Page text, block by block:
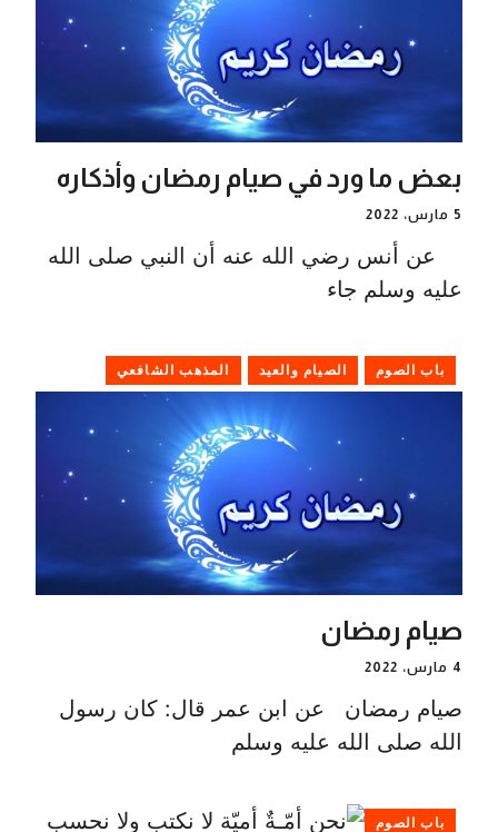
بعض ما ورد في صيام رمضان وأذكاره
5 مارس، 2022
عن أنس رضي الله عنه أن النبي صلى الله
عليه وسلم جاء
باب الصوم الصيام والعيد المذهب الشافعي
صيام رمضان
4 مارس، 2022
صيام رمضان عن ابن عمر قال: كان رسول
الله صلى الله عليه وسلم
باب الصوم